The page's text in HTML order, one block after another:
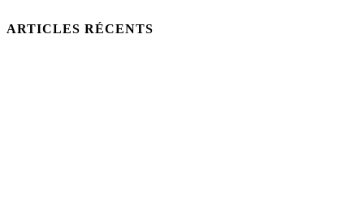
ARTICLES RÉCENTS